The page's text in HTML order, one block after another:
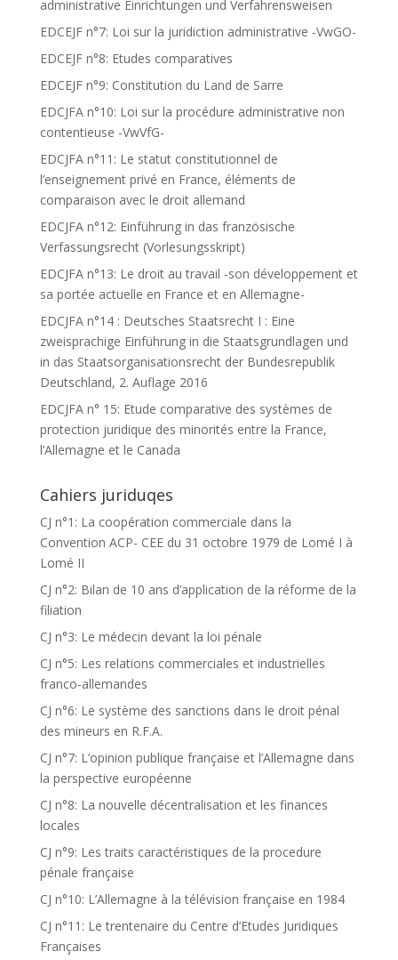
administrative Einrichtungen und Verfahrensweisen
EDCEJF n°7: Loi sur la juridiction administrative -VwGO-
EDCEJF n°8: Etudes comparatives
EDCEJF n°9: Constitution du Land de Sarre
EDCJFA n°10: Loi sur la procédure administrative non
contentieuse -VwVfG-
EDCJFA n°11: Le statut constitutionnel de
l’enseignement privé en France, éléments de
comparaison avec le droit allemand
EDCJFA n°12: Einführung in das französische
Verfassungsrecht (Vorlesungsskript)
EDCJFA n°13: Le droit au travail -son développement et
sa portée actuelle en France et en Allemagne-
EDCJFA n°14 : Deutsches Staatsrecht I : Eine
zweisprachige Einführung in die Staatsgrundlagen und
in das Staatsorganisationsrecht der Bundesrepublik
Deutschland, 2. Auflage 2016
EDCJFA n° 15: Etude comparative des systèmes de
protection juridique des minorités entre la France,
l’Allemagne et le Canada
Cahiers juriduqes
CJ n°1: La coopération commerciale dans la
Convention ACP- CEE du 31 octobre 1979 de Lomé I à
Lomé II
CJ n°2: Bilan de 10 ans d’application de la réforme de la
filiation
CJ n°3: Le médecin devant la loi pénale
CJ n°5: Les relations commerciales et industrielles
franco-allemandes
CJ n°6: Le système des sanctions dans le droit pénal
des mineurs en R.F.A.
CJ n°7: L’opinion publique française et l’Allemagne dans
la perspective européenne
CJ n°8: La nouvelle décentralisation et les finances
locales
CJ n°9: Les traits caractéristiques de la procedure
pénale française
CJ n°10: L’Allemagne à la télévision française en 1984
CJ n°11: Le trentenaire du Centre d’Etudes Juridiques
Françaises